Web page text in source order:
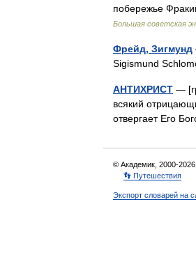
побережье
Большая советская
Фрейд, Зигмунд
Sigismund
АНТИХРИСТ —
всякий
отвергает Его
© Академик, 2000-2026
👣 Путешествия
Экспорт словарей на